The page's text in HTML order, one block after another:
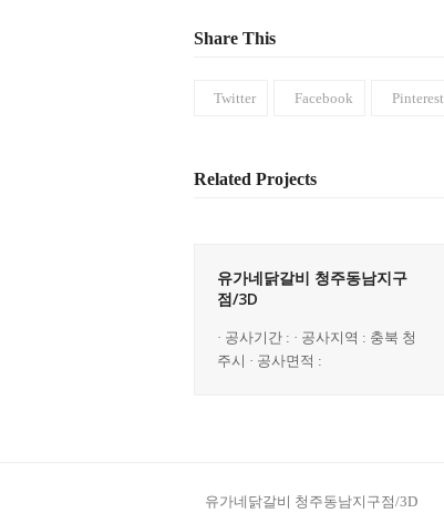
Share This
Twitter Facebook Pinterest
Related Projects
유가네닭갈비 청주동남지구
점/3D
· 공사기간 : · 공사지역 : 충북 청
주시 · 공사면적 :
유가네닭갈비 청주동남지구점/3D